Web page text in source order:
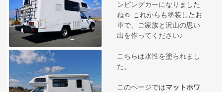
ンピングカーになりました
ね☺ これからも塗装したお
車で、ご家族と沢山の思い
出を作ってください♪
こちらは水性を塗られまし
た。
このページではマットホワ